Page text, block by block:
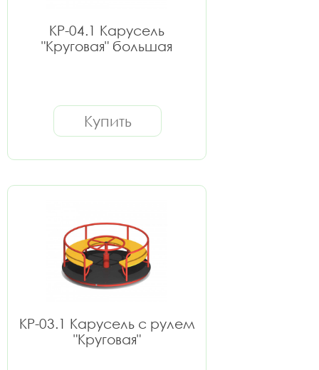
КР-04.1 Карусель
"Круговая" большая
Купить
КР-03.1 Карусель с рулем
"Круговая"